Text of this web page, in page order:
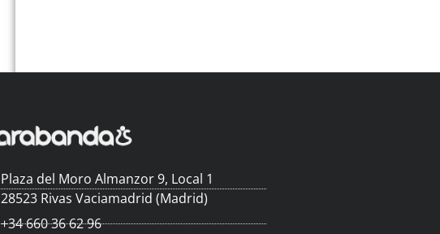
Plaza del Moro Almanzor 9, Local 1
28523 Rivas Vaciamadrid (Madrid)
+34 660 36 62 96